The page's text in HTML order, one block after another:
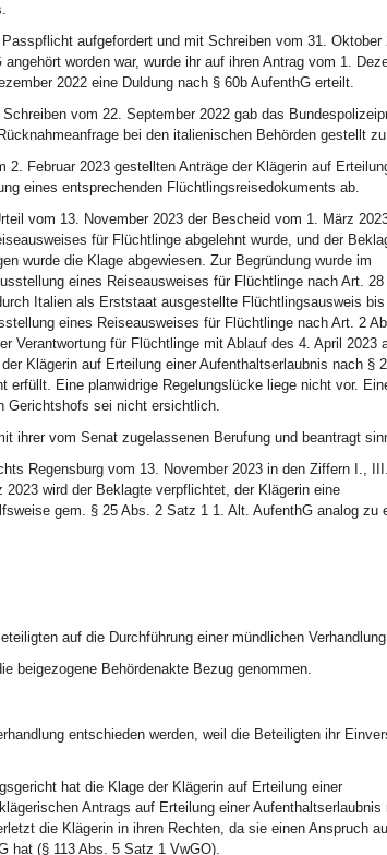
aufgefordert und mit Schreiben vom 31. Oktober
worden war, wurde ihr auf ihren Antrag vom 1.
2022 eine Duldung nach § 60b AufenthG erteilt.
vom 22. September 2022 gab das
bei den italienischen Behörden gestellt
Februar 2023 gestellten Anträge der Klägerin auf
eines entsprechenden Flüchtlingsreisedokuments ab.
vom 13. November 2023 der Bescheid vom 1. März
für Flüchtlinge abgelehnt wurde, und der
wurde die Klage abgewiesen. Zur Begründung wurde im
eines Reiseausweises für Flüchtlinge nach Art. 28
Italien als Erststaat ausgestellte Flüchtlingsausweis
eines Reiseausweises für Flüchtlinge nach Art. 2
Verantwortung für Flüchtlinge mit Ablauf des 4. April 2023
Klägerin auf Erteilung einer Aufenthaltserlaubnis nach §
Eine planwidrige Regelungslücke liege nicht vor.
Gerichtshofs sei nicht ersichtlich.
ihrer vom Senat zugelassenen Berufung und beantragt
Regensburg vom 13. November 2023 in den Ziffern I.,
wird der Beklagte verpflichtet, der Klägerin eine
gem. § 25 Abs. 2 Satz 1 1. Alt. AufenthG analog zu
auf die Durchführung einer mündlichen
beigezogene Behördenakte Bezug genommen.
entschieden werden, weil die Beteiligten ihr
hat die Klage der Klägerin auf Erteilung einer
Antrags auf Erteilung einer Aufenthaltserlaubnis
die Klägerin in ihren Rechten, da sie einen Anspruch
hat (§ 113 Abs. 5 Satz 1 VwGO).